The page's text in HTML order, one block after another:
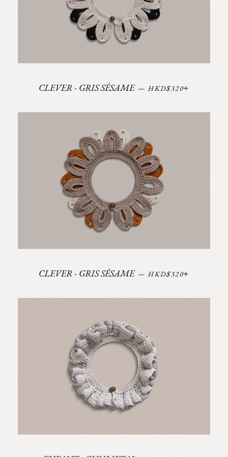
CLEVER - GRIS SÉSAME — Prix régulier
HKD$320
CLEVER - GRIS SÉSAME — Prix régulier
HKD$320